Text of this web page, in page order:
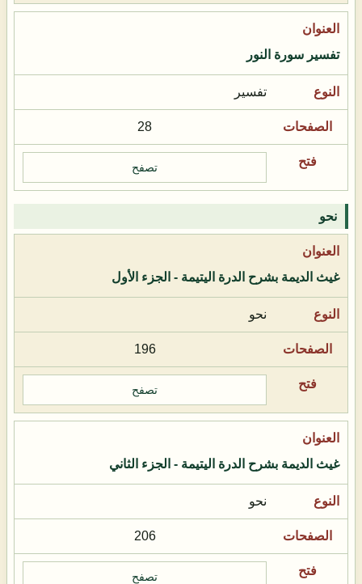
تفسير سورة النور
تفسير
28
تصفح
نحو
غيث الديمة بشرح الدرة اليتيمة - الجزء الأول
نحو
196
تصفح
غيث الديمة بشرح الدرة اليتيمة - الجزء الثاني
نحو
206
تصفح